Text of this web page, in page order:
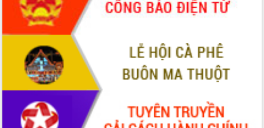
HĐND tỉnh thông qua điều chỉnh Quy
hoạch tỉnh thời kỳ 2021-2030
Hội thảo góp ý hồ sơ điều chỉnh quy
hoạch tỉnh Đắk Lắk thời kỳ 2021-2030,
tầm nhìn đến năm 2050
Nâng cao hiệu quả hoạt động của các
doanh nghiệp nhà nước
Hội nghị triển khai kết nối mạng
truyền số liệu chuyên dùng phục vụ cơ
quan Đảng, Nhà nước